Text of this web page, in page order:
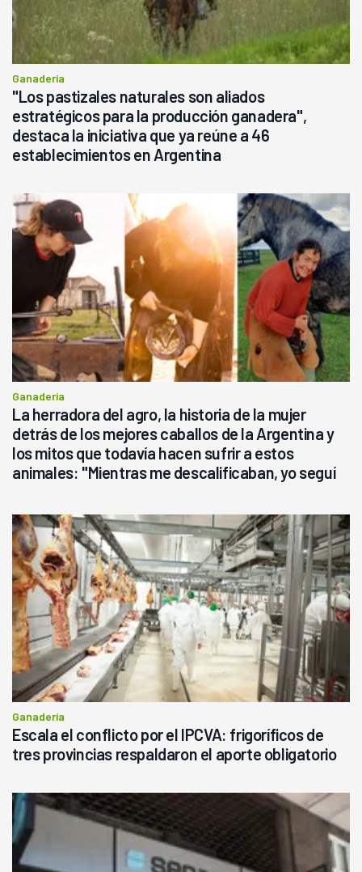
Ganadería
"Los pastizales naturales son aliados
estratégicos para la producción ganadera",
destaca la iniciativa que ya reúne a 46
establecimientos en Argentina
Ganadería
La herradora del agro, la historia de la mujer
detrás de los mejores caballos de la Argentina y
los mitos que todavía hacen sufrir a estos
animales: "Mientras me descalificaban, yo seguí
Ganadería
Escala el conflicto por el IPCVA: frigoríficos de
tres provincias respaldaron el aporte obligatorio